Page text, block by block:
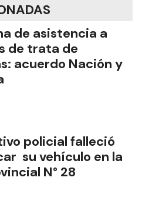
de asistencia a
de trata de
acuerdo Nación y
policial falleció
su vehículo en la
N° 28